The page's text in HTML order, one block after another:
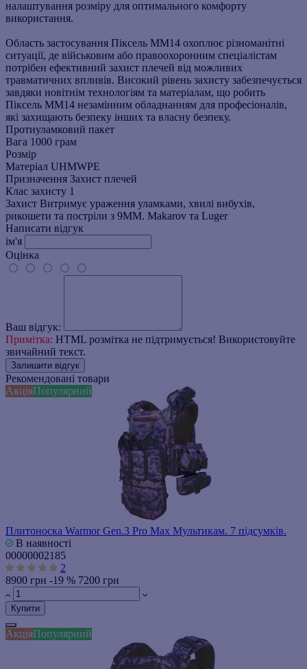
налаштування розміру для оптимального комфорту
використання.
Область застосування Піксель ММ14 охоплює різноманітні
ситуації, де військовим або правоохоронним спеціалістам
потрібен ефективний захист плечей від можливих
травматичних впливів. Високий рівень захисту забезпечується
завдяки новітнім технологіям та матеріалам, що робить
Піксель ММ14 незамінним обладнанням для професіоналів,
які захищають безпеку інших та власну безпеку.
Протиуламковий пакет
Вага 1000 грам
Розмір
Матеріал UHMWPE
Призначення Захист плечей
Клас захисту 1
Захист Витримує ураження уламками, хвилі вибухів,
рикошети та постріли з 9ММ. Makarov та Luger
Написати відгук
ім'я
Оцінка
Ваш відгук:
Примітка: HTML розмітка не підтримується! Використовуйте
звичайний текст.
Залишити відгук
Рекомендовані товари
АкціяПопулярний
Плитоноска Warmor Gen.3 Pro Max Мультикам. 7 підсумків.
В наявності
00000002185
2
8900 грн -19 % 7200 грн
Купити
АкціяПопулярний